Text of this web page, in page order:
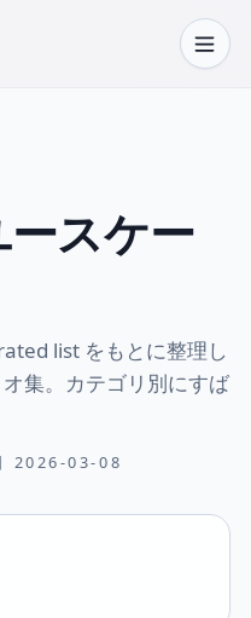
スケー
list をもとに整理し
集。カテゴリ別にすば
2026-03-08